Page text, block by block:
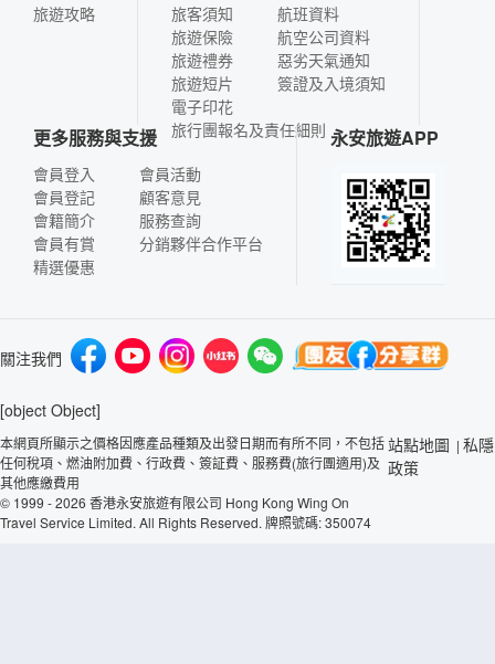
旅遊攻略
旅客須知
旅遊保險
旅遊禮券
旅遊短片
電子印花
航班資料
航空公司資料
惡劣天氣通知
簽證及入境須知
旅行團報名及責任細則
更多服務與支援
會員登入
會員登記
會籍簡介
會員有賞
精選優惠
會員活動
顧客意見
服務查詢
分銷夥伴合作平台
永安旅遊APP
關注我們
[object Object]
本網頁所顯示之價格因應產品種類及出發日期而有所不同，不包括
任何稅項、燃油附加費、行政費、簽証費、服務費(旅行團適用)及
其他應繳費用
© 1999 - 2026 香港永安旅遊有限公司 Hong Kong Wing On
Travel Service Limited. All Rights Reserved. 牌照號碼: 350074
站點地圖 | 私隱
政策